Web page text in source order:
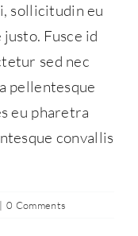
sollicitudin eu
Fusce id
sed nec
pellentesque
eu pharetra
convallis
| 0 Comments